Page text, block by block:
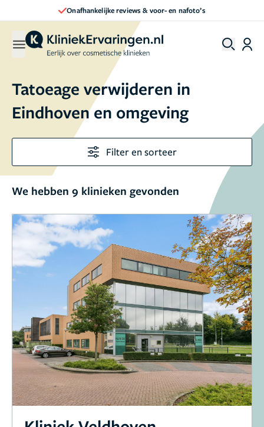
Onafhankelijke reviews & voor- en nafoto’s
Tatoeage verwijderen in
Eindhoven en omgeving
Filter en sorteer
We hebben 9 klinieken gevonden